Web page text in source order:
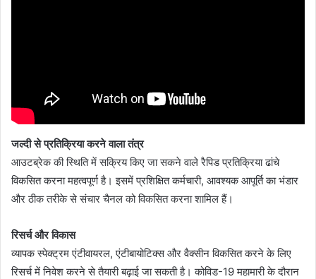
जल्दी से प्रतिक्रिया करने वाला तंत्र
आउटब्रेक की स्थिति में सक्रिय किए जा सकने वाले रैपिड प्रतिक्रिया ढांचे
विकसित करना महत्वपूर्ण है। इसमें प्रशिक्षित कर्मचारी, आवश्यक आपूर्ति का भंडार
और ठीक तरीके से संचार चैनल को विकसित करना शामिल हैं।
रिसर्च और विकास
व्यापक स्पेक्ट्रम एंटीवायरल, एंटीबायोटिक्स और वैक्सीन विकसित करने के लिए
रिसर्च में निवेश करने से तैयारी बढ़ाई जा सकती है। कोविड-19 महामारी के दौरान